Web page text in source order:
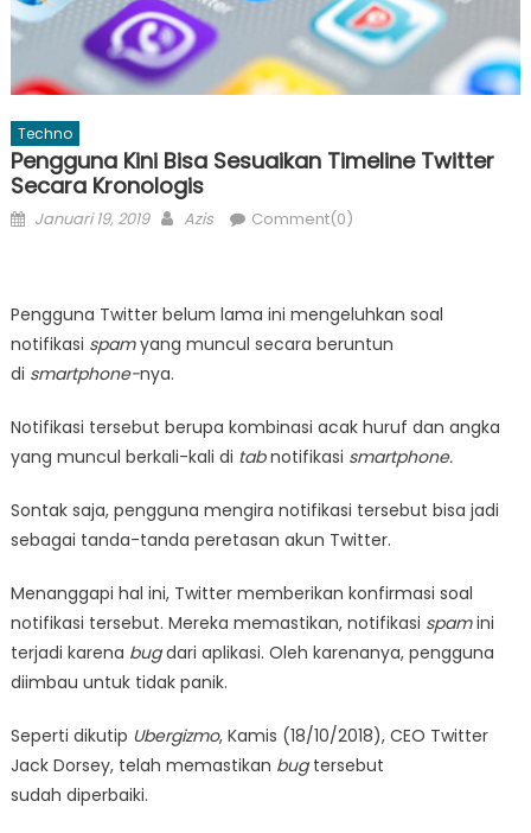
Techno
Pengguna Kini Bisa Sesuaikan Timeline Twitter
Secara Kronologis
Posted
Januari 19, 2019 Author
Azis Comment(0)
Pengguna Twitter belum lama ini mengeluhkan soal
notifikasi spamyang muncul secara beruntun
di smartphone-nya.
Notifikasi tersebut berupa kombinasi acak huruf dan angka
yang muncul berkali-kali di tabnotifikasi smartphone.
Sontak saja, pengguna mengira notifikasi tersebut bisa jadi
sebagai tanda-tanda peretasan akun Twitter.
Menanggapi hal ini, Twitter memberikan konfirmasi soal
notifikasi tersebut. Mereka memastikan, notifikasi spamini
terjadi karena bugdari aplikasi. Oleh karenanya, pengguna
diimbau untuk tidak panik.
Seperti dikutip Ubergizmo, Kamis (18/10/2018), CEO Twitter
Jack Dorsey, telah memastikan bugtersebut
sudah diperbaiki.